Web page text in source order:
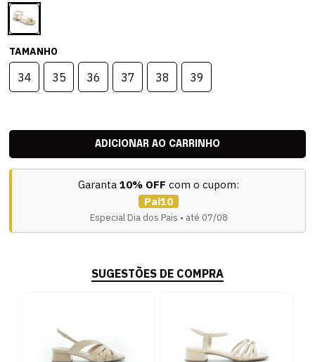
TAMANHO
34 35 36 37 38 39
Garanta 10% OFF com o cupom:
Pai10
Especial Dia dos Pais • até 07/08
SUGESTÕES DE COMPRA